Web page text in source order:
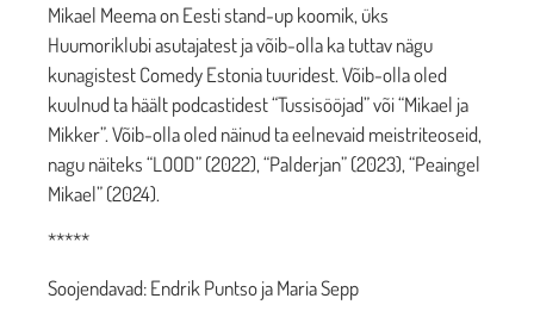
Mikael Meema on Eesti stand-up koomik, üks
Huumoriklubi asutajatest ja võib-olla ka tuttav nägu
kunagistest Comedy Estonia tuuridest. Võib-olla oled
kuulnud ta häält podcastidest “Tussisööjad” või “Mikael ja
Mikker”. Võib-olla oled näinud ta eelnevaid meistriteoseid,
nagu näiteks “LOOD” (2022), “Palderjan” (2023), “Peaingel
Mikael” (2024).
*****
Soojendavad: Endrik Puntso ja Maria Sepp